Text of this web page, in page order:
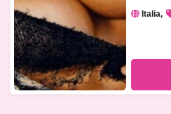
Italia